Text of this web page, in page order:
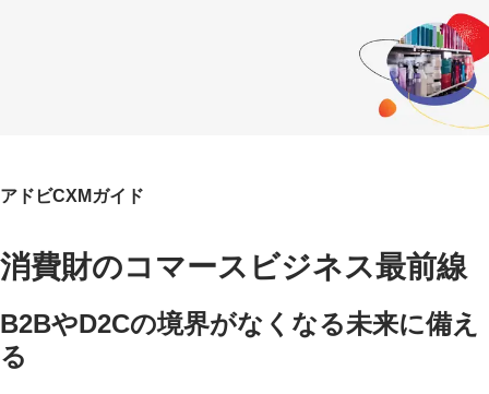
アドビCXMガイド
消費財のコマースビジネス最前線
B2BやD2Cの境界がなくなる未来に備え
る